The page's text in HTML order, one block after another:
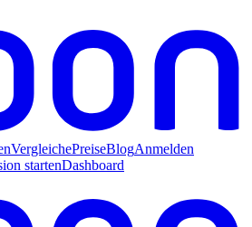
VergleichePreiseBlogAnmelden
startenDashboard